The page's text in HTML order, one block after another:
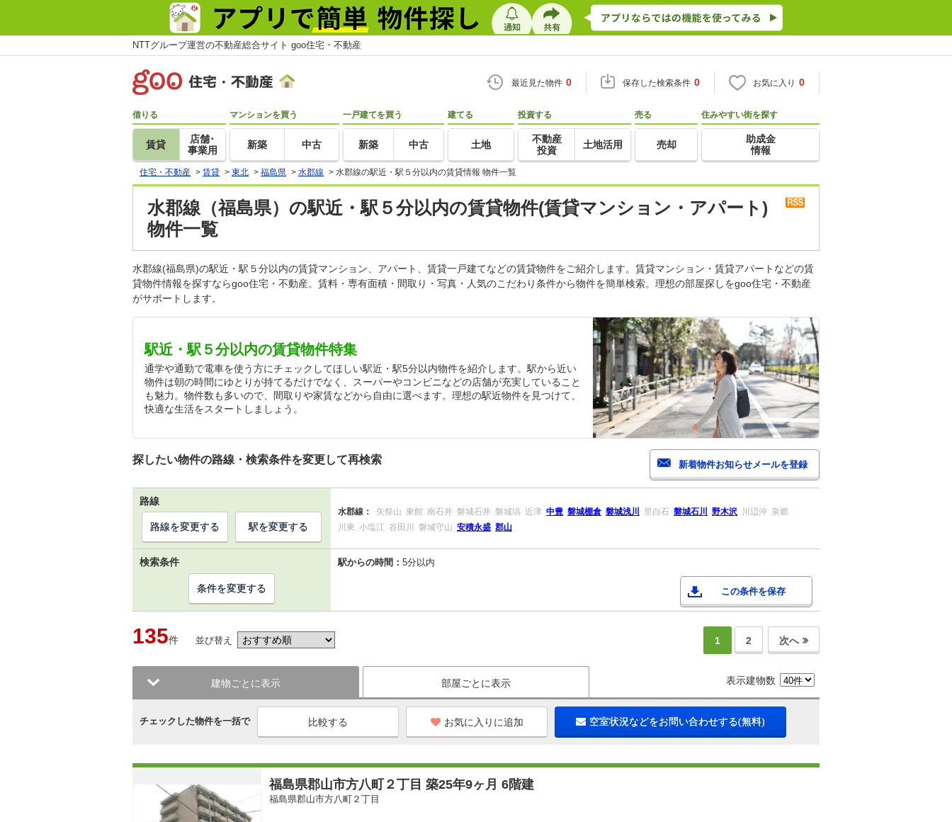
NTTグループ運営の不動産総合サイト goo住宅・不動産
最近見た物件 0 保存した検索条件 0 お気に入り 0
借りる
賃貸
店舗･
事業用
マンションを買う
新築 中古
一戸建てを買う
新築 中古
建てる
土地
投資する
不動産
投資
土地活用
売る
売却
住みやすい街を探す
助成金
情報
住宅・不動産 > 賃貸 > 東北 > 福島県 > 水郡線 > 水郡線の駅近・駅５分以内の賃貸情報 物件一覧
水郡線（福島県）の駅近・駅５分以内の賃貸物件(賃貸マンション・アパート)
物件一覧
水郡線(福島県)の駅近・駅５分以内の賃貸マンション、アパート、賃貸一戸建てなどの賃貸物件をご紹介します。賃貸マンション・賃貸アパートなどの賃
貸物件情報を探すならgoo住宅・不動産。賃料・専有面積・間取り・写真・人気のこだわり条件から物件を簡単検索。理想の部屋探しをgoo住宅・不動産
がサポートします。
駅近・駅５分以内の賃貸物件特集
通学や通勤で電車を使う方にチェックしてほしい駅近・駅5分以内物件を紹介します。駅から近い
物件は朝の時間にゆとりが持てるだけでなく、スーパーやコンビニなどの店舗が充実していること
も魅力。物件数も多いので、間取りや家賃などから自由に選べます。理想の駅近物件を見つけて、
快適な生活をスタートしましょう。
探したい物件の路線・検索条件を変更して再検索
路線
水郡線： 矢祭山 東館 南石井 磐城石井 磐城塙 近津 中豊 磐城棚倉 磐城浅川 里白石 磐城石川 野木沢 川辺沖 泉郷
川東 小塩江 谷田川 磐城守山 安積永盛 郡山
路線を変更する 駅を変更する
検索条件 駅からの時間： 5分以内
この条件を保存
条件を変更する
135件 並び替え 1 2 次へ
建物ごとに表示 部屋ごとに表示 表示建物数
チェックした物件を一括で お気に入りに追加 空室状況などをお問い合わせする(無料)
福島県郡山市方八町２丁目 築25年9ヶ月 6階建
福島県郡山市方八町２丁目